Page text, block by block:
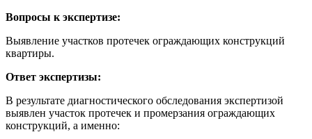
Вопросы к экспертизе:
Выявление участков протечек ограждающих конструкций
квартиры.
Ответ экспертизы:
В результате диагностического обследования экспертизой
выявлен участок протечек и промерзания ограждающих
конструкций, а именно: